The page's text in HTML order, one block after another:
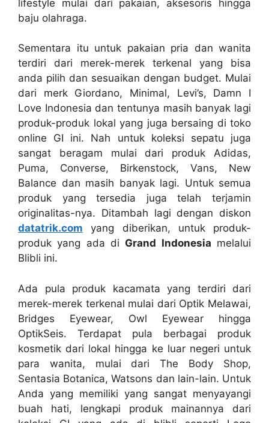
lifestyle mulai dari pakaian, aksesoris hingga
baju olahraga.
Sementara itu untuk pakaian pria dan wanita
terdiri dari merek-merek terkenal yang bisa
anda pilih dan sesuaikan dengan budget. Mulai
dari merk Giordano, Minimal, Levi’s, Damn I
Love Indonesia dan tentunya masih banyak lagi
produk-produk lokal yang juga bersaing di toko
online GI ini. Nah untuk koleksi sepatu juga
sangat beragam mulai dari produk Adidas,
Puma, Converse, Birkenstock, Vans, New
Balance dan masih banyak lagi. Untuk semua
produk yang tersedia juga telah terjamin
originalitas-nya. Ditambah lagi dengan diskon
datatrik.com yang diberikan, untuk produk-
produk yang ada di Grand Indonesia melalui
Blibli ini.
Ada pula produk kacamata yang terdiri dari
merek-merek terkenal mulai dari Optik Melawai,
Bridges Eyewear, Owl Eyewear hingga
OptikSeis. Terdapat pula berbagai produk
kosmetik dari lokal hingga ke luar negeri untuk
para wanita, mulai dari The Body Shop,
Sentasia Botanica, Watsons dan lain-lain. Untuk
Anda yang memiliki yang sangat menyayangi
buah hati, lengkapi produk mainannya dari